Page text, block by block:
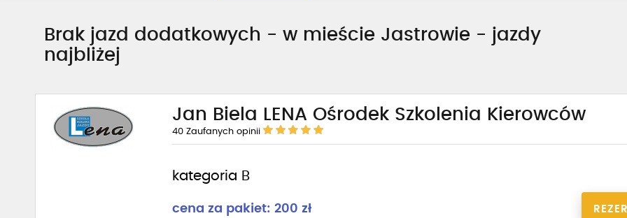
Brak jazd dodatkowych - w mieście Jastrowie - jazdy
najbliżej
Jan Biela LENA Ośrodek Szkolenia Kierowców
40 Zaufanych opinii
kategoria B
cena za pakiet: 200 zł